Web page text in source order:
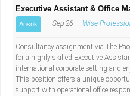
Executive Assistant & Office
Ansök Sep 26 Wise
Consultancy assignment via The
for a highly skilled Executive
international corporate setting and
This position offers a unique
support with operational office